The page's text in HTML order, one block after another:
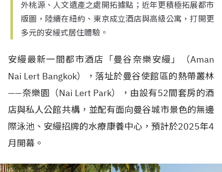
外桃源、人文遺產之處開拓據點；近年更積極拓展都市
版圖，陸續在紐約、東京成立酒店與高級公寓，打開更
多元的安縵式居住體驗。
安縵最新一間都市酒店「曼谷奈樂安縵」（Aman
Nai Lert Bangkok），落址於曼谷使館區的熱帶叢林
——奈樂園（Nai Lert Park），由設有52間套房的酒
店與私人公館共構，並配有面向曼谷城市景色的無邊
際泳池、安縵招牌的水療康養中心，預計於2025年4
月開幕。